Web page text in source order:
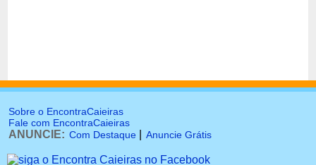
Sobre o EncontraCaieiras
Fale com EncontraCaieiras
ANUNCIE: Com Destaque Anuncie Grátis